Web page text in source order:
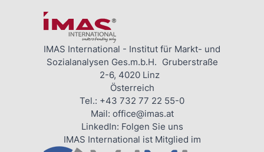
IMAS International - Institut für Markt- und
Sozialanalysen Ges.m.b.H. Gruberstraße
2-6, 4020 Linz
Österreich
Tel.: +43 732 77 22 55-0
Mail: office@imas.at
LinkedIn: Folgen Sie uns
IMAS International ist Mitglied im